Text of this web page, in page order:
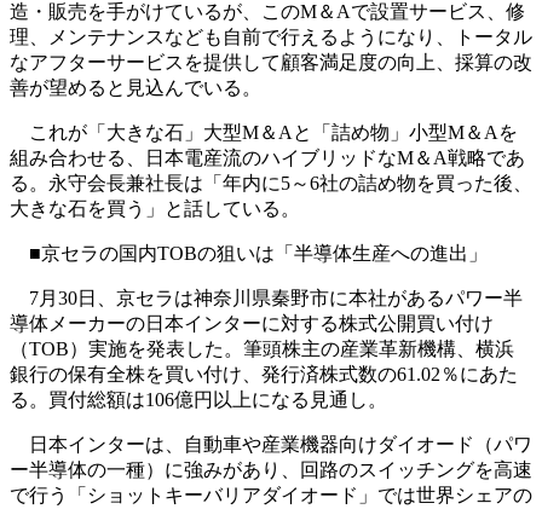
造・販売を手がけているが、このM＆Aで設置サービス、修
理、メンテナンスなども自前で行えるようになり、トータル
なアフターサービスを提供して顧客満足度の向上、採算の改
善が望めると見込んでいる。
これが「大きな石」大型M＆Aと「詰め物」小型M＆Aを
組み合わせる、日本電産流のハイブリッドなM＆A戦略であ
る。永守会長兼社長は「年内に5～6社の詰め物を買った後、
大きな石を買う」と話している。
■京セラの国内TOBの狙いは「半導体生産への進出」
7月30日、京セラは神奈川県秦野市に本社があるパワー半
導体メーカーの日本インターに対する株式公開買い付け
（TOB）実施を発表した。筆頭株主の産業革新機構、横浜
銀行の保有全株を買い付け、発行済株式数の61.02％にあた
る。買付総額は106億円以上になる見通し。
日本インターは、自動車や産業機器向けダイオード（パワ
ー半導体の一種）に強みがあり、回路のスイッチングを高速
で行う「ショットキーバリアダイオード」では世界シェアの